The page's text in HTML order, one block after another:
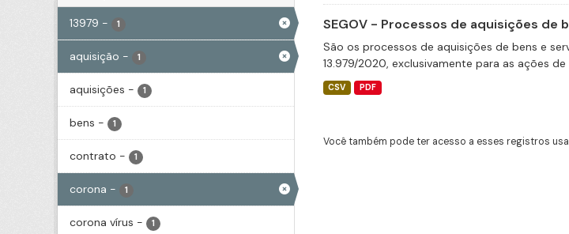
13979 - 1
aquisição - 1
aquisições - 1
bens - 1
contrato - 1
corona - 1
corona vírus - 1
SEGOV - Processos de aquisições de
São os processos de aquisições de bens e
13.979/2020, exclusivamente para as ações
CSV PDF
Você também pode ter acesso a esses registros